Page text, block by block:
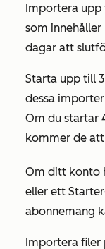
Importera upp
som
dagar att
Starta upp till
dessa
Om du startar
kommer de
Om ditt konto
eller ett
abonnemang
Importera filer